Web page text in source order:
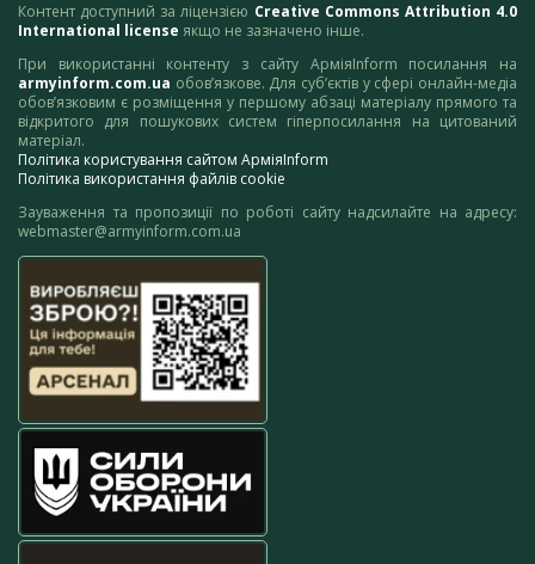
Контент доступний за ліцензією Creative Commons Attribution 4.0
International license якщо не зазначено інше.
При використанні контенту з сайту АрміяInform посилання на
armyinform.com.ua обов’язкове. Для суб’єктів у сфері онлайн-медіа
обов’язковим є розміщення у першому абзаці матеріалу прямого та
відкритого для пошукових систем гіперпосилання на цитований
матеріал.
Політика користування сайтом АрміяInform
Політика використання файлів cookie
Зауваження та пропозиції по роботі сайту надсилайте на адресу:
webmaster@armyinform.com.ua